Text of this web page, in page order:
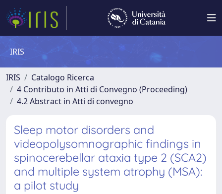
IRIS
IRIS
Catalogo Ricerca
4 Contributo in Atti di Convegno (Proceeding)
4.2 Abstract in Atti di convegno
Sleep motor disorders and
videopolysomnographic findings in
spinocerebellar ataxia type 2 (SCA2)
and multiple system atrophy (MSA):
a pilot study